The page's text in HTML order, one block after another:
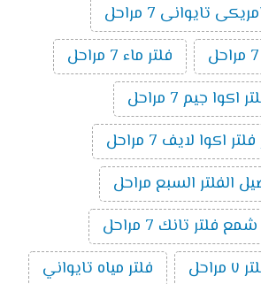
تايوانى 7 مراحل
فلتر ماء 7 مراحل
اكوا جيم 7 مراحل
اكوا لايف 7 مراحل
الفلتر السبع مراحل
فلتر تانك 7 مراحل
فلتر مياه تايواني